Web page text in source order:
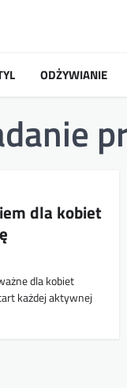
ODŻYWIANIE
dla kobiet
dla kobiet
każdej aktywnej